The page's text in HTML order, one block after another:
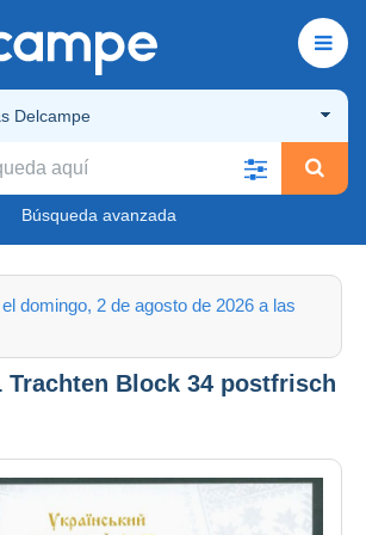
Delcampe
Búsqueda avanzada
domingo, 2 de agosto de 2026 a las
Trachten Block 34 postfrisch